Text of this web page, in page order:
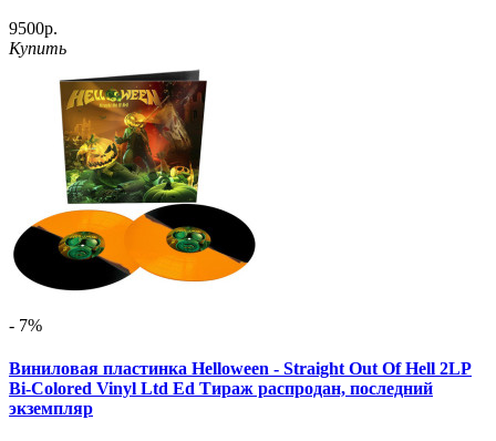
9500р.
Купить
- 7%
Виниловая пластинка Helloween ‎- Straight Out Of Hell 2LP
Bi-Colored Vinyl Ltd Ed Тираж распродан, последний
экземпляр